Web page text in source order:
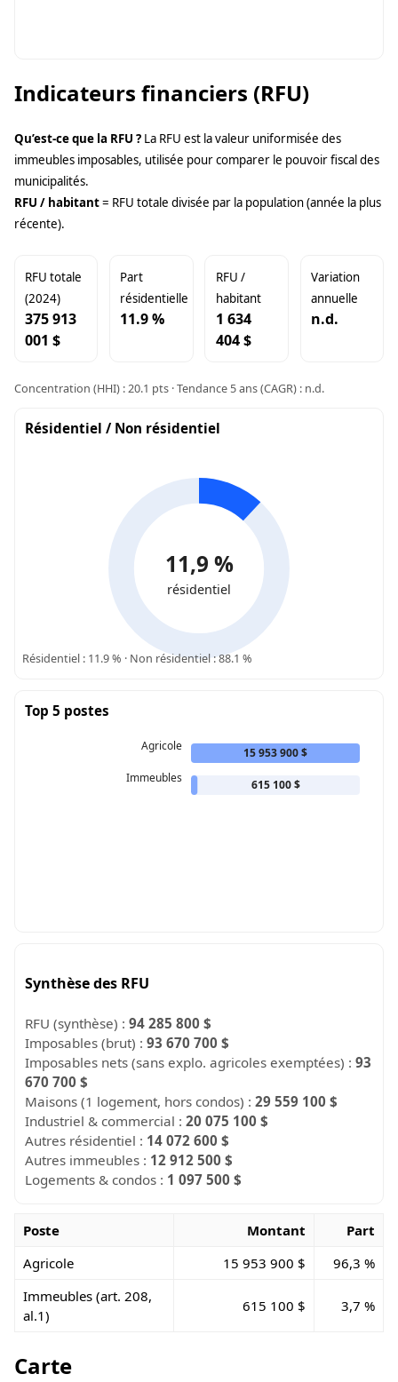
Indicateurs financiers (RFU)
Qu’est-ce que la RFU ? La RFU est la valeur uniformisée des
immeubles imposables, utilisée pour comparer le pouvoir fiscal des
municipalités.
RFU / habitant= RFU totale divisée par la population (année la plus
récente).
RFU totale
(2024)
375 913
001 $
Part
résidentielle
11.9 %
RFU /
habitant
1 634
404 $
Variation
annuelle
n.d.
Concentration (HHI) : 20.1 pts · Tendance 5 ans (CAGR) : n.d.
Résidentiel / Non résidentiel
11,9 %
résidentiel
Résidentiel : 11.9 % · Non résidentiel : 88.1 %
Top 5 postes
Agricole
15 953 900 $
Immeubles
615 100 $
Synthèse des RFU
RFU (synthèse) :94 285 800 $
Imposables (brut) :93 670 700 $
Imposables nets (sans explo. agricoles exemptées) :93
670 700 $
Maisons (1 logement, hors condos) :29 559 100 $
Industriel & commercial :20 075 100 $
Autres résidentiel : 14 072 600 $
Autres immeubles : 12 912 500 $
Logements & condos : 1 097 500 $
Poste Montant
Part
Agricole
15 953 900 $
96,3 %
Immeubles (art. 208,
al.1)
615 100 $ 3,7 %
Carte